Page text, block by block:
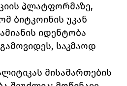
პლატფორმაზე,
ბიტკოინის უკან
იდენტობა
საკმაოდ
მისამართების